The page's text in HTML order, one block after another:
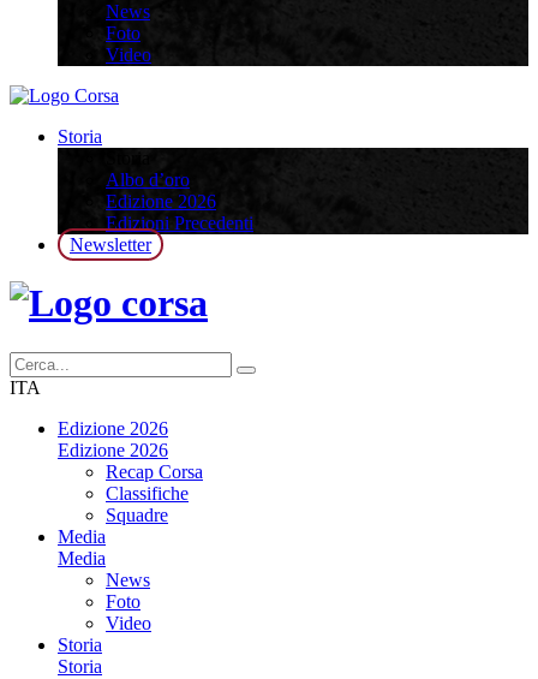
News
Foto
Video
Storia
Albo d’oro
Edizione 2026
Edizioni Precedenti
Newsletter
ITA
Edizione 2026
Edizione 2026
Recap Corsa
Classifiche
Squadre
Media
Media
News
Foto
Video
Storia
Storia